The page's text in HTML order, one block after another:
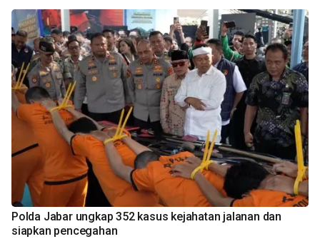
Polda Jabar ungkap 352 kasus kejahatan jalanan dan
siapkan pencegahan